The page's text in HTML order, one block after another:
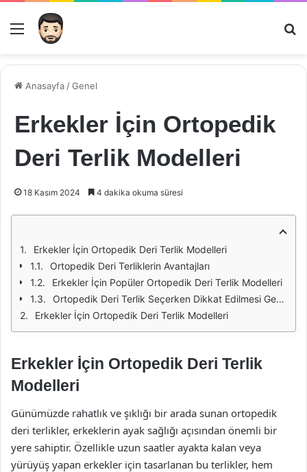
Menü
Anasayfa /Genel
Erkekler İçin Ortopedik
Deri Terlik Modelleri
18 Kasım 2024 4 dakika okuma süresi
Erkekler İçin Ortopedik Deri Terlik Modelleri
Ortopedik Deri Terliklerin Avantajları
Erkekler İçin Popüler Ortopedik Deri Terlik Modelleri
Ortopedik Deri Terlik Seçerken Dikkat Edilmesi Gerekenler
Erkekler İçin Ortopedik Deri Terlik Modelleri
Erkekler İçin Ortopedik Deri Terlik
Modelleri
Günümüzde rahatlık ve şıklığı bir arada sunan ortopedik
deri terlikler, erkeklerin ayak sağlığı açısından önemli bir
yere sahiptir. Özellikle uzun saatler ayakta kalan veya
yürüyüş yapan erkekler için tasarlanan bu terlikler, hem